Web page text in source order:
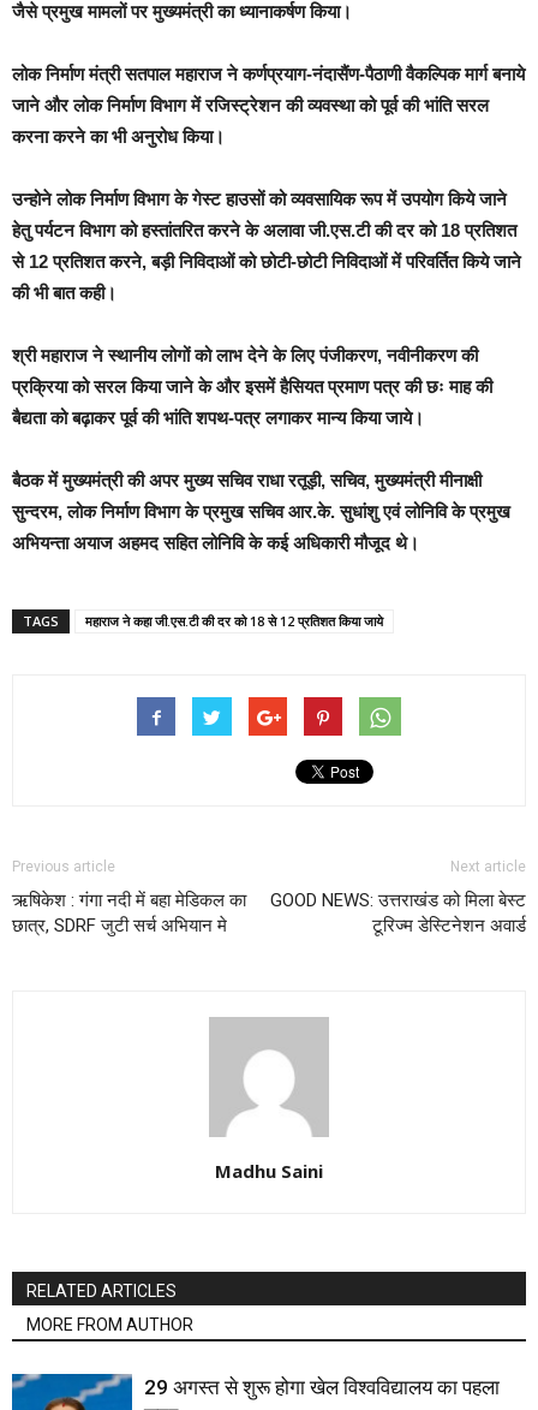
जैसे प्रमुख मामलों पर मुख्यमंत्री का ध्यानाकर्षण किया।
लोक निर्माण मंत्री सतपाल महाराज ने कर्णप्रयाग-नंदासैंण-पैठाणी वैकल्पिक मार्ग बनाये
जाने और लोक निर्माण विभाग में रजिस्ट्रेशन की व्यवस्था को पूर्व की भांति सरल
करना करने का भी अनुरोध किया।
उन्होने लोक निर्माण विभाग के गेस्ट हाउसों को व्यवसायिक रूप में उपयोग किये जाने
हेतु पर्यटन विभाग को हस्तांतरित करने के अलावा जी.एस.टी की दर को 18 प्रतिशत
से 12 प्रतिशत करने, बड़ी निविदाओं को छोटी-छोटी निविदाओं में परिवर्तित किये जाने
की भी बात कही।
श्री महाराज ने स्थानीय लोगों को लाभ देने के लिए पंजीकरण, नवीनीकरण की
प्रक्रिया को सरल किया जाने के और इसमें हैसियत प्रमाण पत्र की छः माह की
बैद्यता को बढ़ाकर पूर्व की भांति शपथ-पत्र लगाकर मान्य किया जाये।
बैठक में मुख्यमंत्री की अपर मुख्य सचिव राधा रतूड़ी, सचिव, मुख्यमंत्री मीनाक्षी
सुन्दरम, लोक निर्माण विभाग के प्रमुख सचिव आर.के. सुधांशु एवं लोनिवि के प्रमुख
अभियन्ता अयाज अहमद सहित लोनिवि के कई अधिकारी मौजूद थे।
TAGS महाराज ने कहा जी.एस.टी की दर को 18 से 12 प्रतिशत किया जाये
Previous article
ऋषिकेश : गंगा नदी में बहा मेडिकल का
छात्र, SDRF जुटी सर्च अभियान मे
Next article
GOOD NEWS: उत्तराखंड को मिला बेस्ट
टूरिज्म डेस्टिनेशन अवार्ड
Madhu Saini
RELATED ARTICLES
MORE FROM AUTHOR
29 अगस्त से शुरू होगा खेल विश्वविद्यालय का पहला